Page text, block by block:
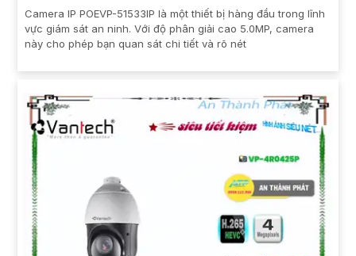
Camera IP POEVP-51533IP là một thiết bị hàng đầu trong lĩnh
vực giám sát an ninh. Với độ phân giải cao 5.0MP, camera
này cho phép bạn quan sát chi tiết và rõ nét